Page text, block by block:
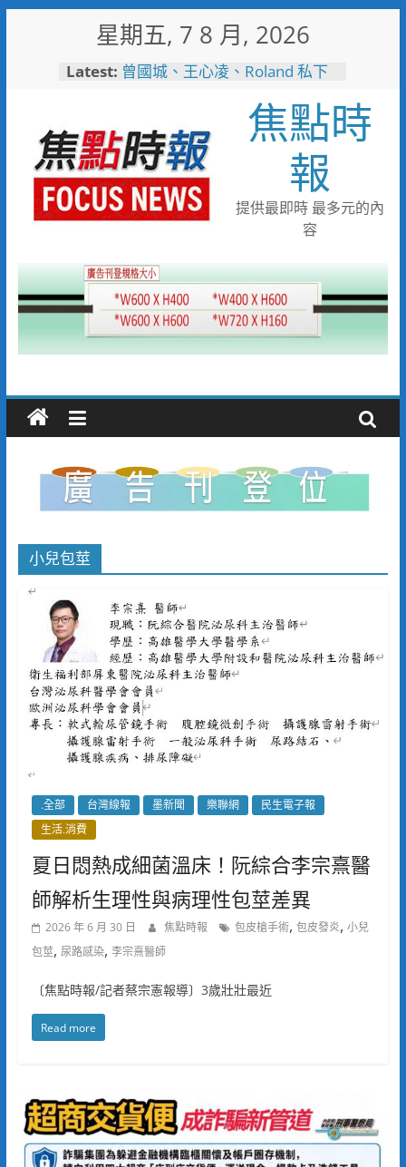
星期五, 7 8 月, 2026
Latest: 曾國城、王心凌、Roland 私下
「東引小吃店」外客都朝聖的國
際級小吃
彰化縣長參選人魏平政彰化造
勢 喊福利超越六都承接王惠美
施政再升級
救護量能再升級！彰化聯合捐贈
4輛高規格救護車 首配全自動
利局:請用路人減速慢行
短影音行銷是什麼？2026 平台
比較、優缺點與電商變現全攻略
焦點時
報
提供最即時 最多元的內
容
小兒包莖
.全部 台灣線報 墨新聞 樂聯網
民生電子報
生活.消費
夏日悶熱成細菌溫床！阮綜合李宗熹醫
師解析生理性與病理性包莖差異
2026 年 6 月 30 日 焦點時報 包皮槍手術, 包皮發炎, 小兒
包莖, 尿路感染, 李宗熹醫師
〔焦點時報/記者蔡宗憲報導〕3歲壯壯最近
Read more